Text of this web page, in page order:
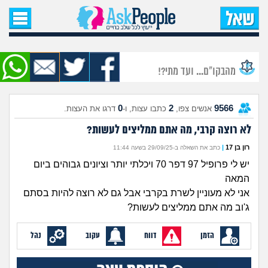
עמוד הבית
שאל שאלה
שאלות חדשות
שאלות שעוררו עניין
עצות חדשות
מדורים
מהבקו"ם... ועד מתי?!
9566 אנשים צפו, 2 כתבו עצות, ו-0 דרגו את העצות.
לא רוצה קרבי, מה אתם ממליצים לעשות?
רון בן 17 | כתב את השאלה ב-29/09/25 בשעה 11:44
יש לי פרופיל 97 דפר 70 ויכלתי יותר וציונים גבוהים ביום
המאה
אני לא מעוניין לשרת בקרבי אבל גם לא רוצה להיות בסתם
ג'וב מה אתם ממליצים לעשות?
הזמן דווח עקוב נהל